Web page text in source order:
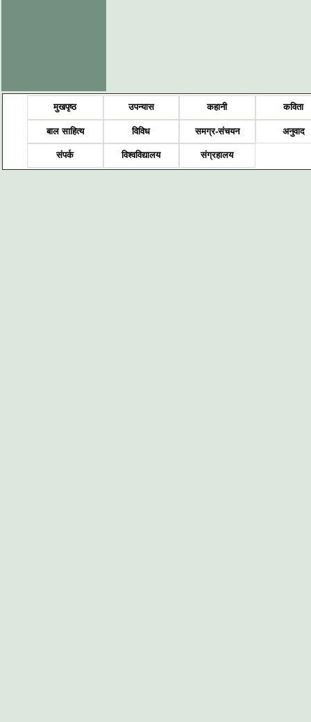
मुखपृष्ठ उपन्यास कहानी कविता
बाल साहित्य विविध समग्र-संचयन अनुवाद
संपर्क विश्वविद्यालय संग्रहालय